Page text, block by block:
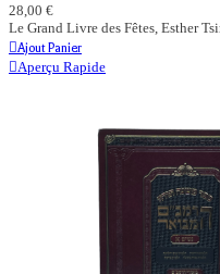
28,00 €
Le Grand Livre des Fêtes, Esther
Ajout Panier
Aperçu Rapide